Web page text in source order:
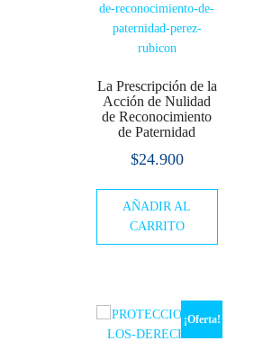
La Prescripción de la
Acción de Nulidad
de Reconocimiento
de Paternidad
$24.900
AÑADIR AL
CARRITO
¡Oferta!